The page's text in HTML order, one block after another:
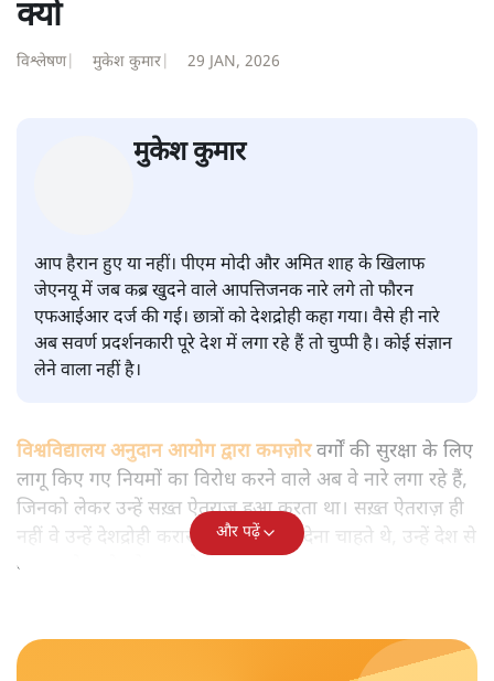
क्यों
विश्लेषण| मुकेश कुमार | 29 JAN, 2026